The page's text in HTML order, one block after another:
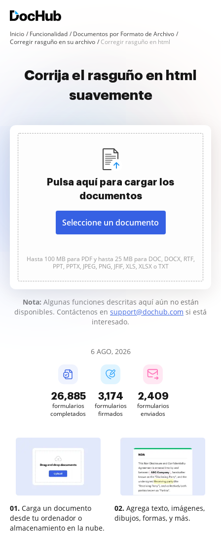
Inicio Funcionalidad
Documentos por Formato de Archivo
Corregir rasguño en su archivo
Corregir rasguño en html
Corrija el rasguño en html
suavemente
Pulsa aquí para cargar los
documentos
Seleccione un documento
Hasta 100 MB para PDF y hasta 25 MB para DOC, DOCX, RTF,
PPT, PPTX, JPEG, PNG, JFIF, XLS, XLSX o TXT
Nota: Algunas funciones descritas aquí aún no están
disponibles. Contáctenos en support@dochub.com si está
interesado.
6 AGO, 2026
26,887
formularios
completados
3,174
formularios
firmados
2,409
formularios
enviados
01. Carga un documento
desde tu ordenador o
almacenamiento en la nube.
02. Agrega texto, imágenes,
dibujos, formas, y más.